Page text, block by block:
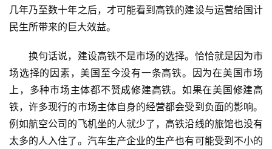
几年乃至数十年之后，才可能看到高铁的建设与运营给国计
民生所带来的巨大效益。
换句话说，建设高铁不是市场的选择。恰恰就是因为市
场选择的因素，美国至今没有一条高铁。因为在美国市场
上，多种市场主体都不赞成修建高铁。如果在美国修建高
铁，许多现行的市场主体自身的经营都会受到负面的影响。
例如航空公司的飞机坐的人就少了，高铁沿线的旅馆也没有
太多的人入住了。汽车生产企业的生产也有可能受到不小的